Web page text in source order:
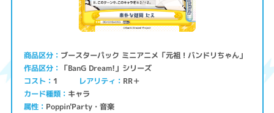
商品区分 ブースターパック ミニアニメ「元祖！バンドリちゃん」
作品区分 「BanG Dream!」シリーズ
コスト 1 レアリティ RR＋
カード種類 キャラ
属性 Poppin'Party・音楽